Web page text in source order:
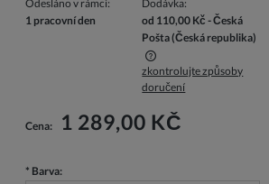
Odesláno v rámci:
1 pracovní den
Dodávka:
od 110,00 Kč - Česká
Pošta(Česká republika)
Cena nezahrnuje případné náklady na platbu
zkontrolujte způsoby
doručení
Cena: 1 289,00 KČ
* Barva: